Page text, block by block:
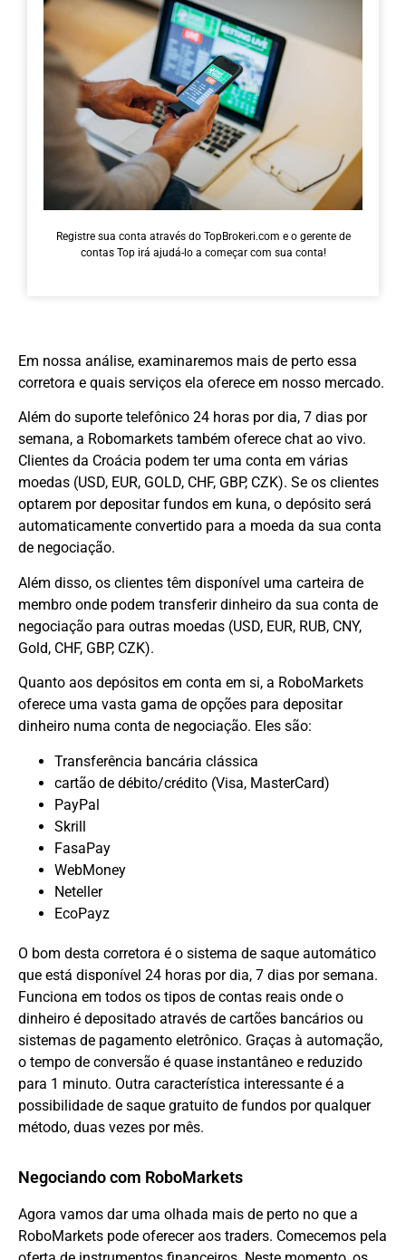
Registre sua conta através do TopBrokeri.com e o gerente de
contas Top irá ajudá-lo a começar com sua conta!
Em nossa análise, examinaremos mais de perto essa
corretora e quais serviços ela oferece em nosso mercado.
Além do suporte telefônico 24 horas por dia, 7 dias por
semana, a Robomarkets também oferece chat ao vivo.
Clientes da Croácia podem ter uma conta em várias
moedas (USD, EUR, GOLD, CHF, GBP, CZK). Se os clientes
optarem por depositar fundos em kuna, o depósito será
automaticamente convertido para a moeda da sua conta
de negociação.
Além disso, os clientes têm disponível uma carteira de
membro onde podem transferir dinheiro da sua conta de
negociação para outras moedas (USD, EUR, RUB, CNY,
Gold, CHF, GBP, CZK).
Quanto aos depósitos em conta em si, a RoboMarkets
oferece uma vasta gama de opções para depositar
dinheiro numa conta de negociação. Eles são:
Transferência bancária clássica
cartão de débito/crédito (Visa, MasterCard)
PayPal
Skrill
FasaPay
WebMoney
Neteller
EcoPayz
O bom desta corretora é o sistema de saque automático
que está disponível 24 horas por dia, 7 dias por semana.
Funciona em todos os tipos de contas reais onde o
dinheiro é depositado através de cartões bancários ou
sistemas de pagamento eletrônico. Graças à automação,
o tempo de conversão é quase instantâneo e reduzido
para 1 minuto. Outra característica interessante é a
possibilidade de saque gratuito de fundos por qualquer
método, duas vezes por mês.
Negociando com RoboMarkets
Agora vamos dar uma olhada mais de perto no que a
RoboMarkets pode oferecer aos traders. Comecemos pela